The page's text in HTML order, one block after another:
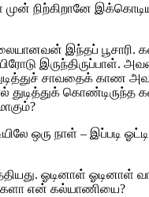
முன் நிற்கிறானே
இந்தப் பூசாரி.
உயிரோடு
சாவதைக் காண
கொண்டிருந்த
ஒரு நாள் – இப்படி
ஓடினாள் ஓடினாள்
என் கல்யாணியை?